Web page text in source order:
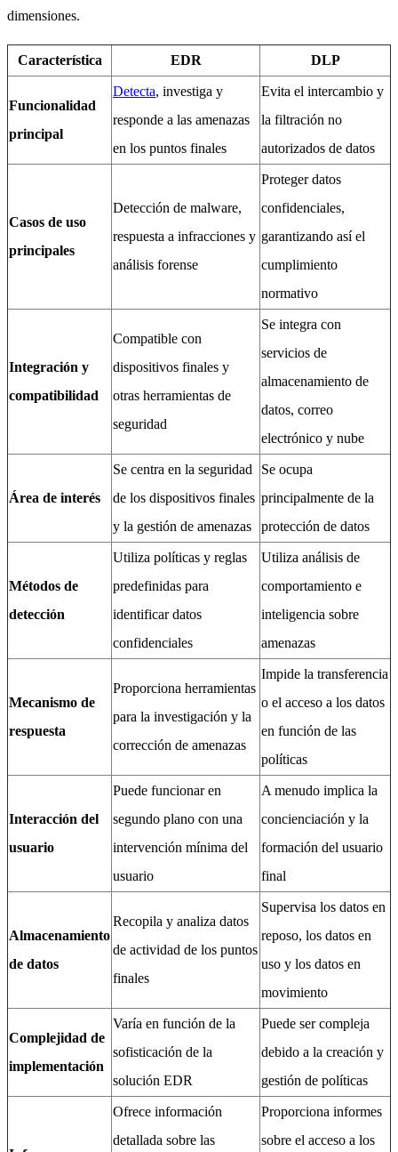
dimensiones.
Característica EDR DLP
Funcionalidad
principal
Detecta, investiga y
responde a las amenazas
en los puntos finales
Evita el intercambio y
la filtración no
autorizados de datos
Casos de uso
principales
Detección de malware,
respuesta a infracciones y
análisis forense
Proteger datos
confidenciales,
garantizando así el
cumplimiento
normativo
Integración y
compatibilidad
Compatible con
dispositivos finales y
otras herramientas de
seguridad
Se integra con
servicios de
almacenamiento de
datos, correo
electrónico y nube
Área de interés
Se centra en la seguridad
de los dispositivos finales
y la gestión de amenazas
Se ocupa
principalmente de la
protección de datos
Métodos de
detección
Utiliza políticas y reglas
predefinidas para
identificar datos
confidenciales
Utiliza análisis de
comportamiento e
inteligencia sobre
amenazas
Mecanismo de
respuesta
Proporciona herramientas
para la investigación y la
corrección de amenazas
Impide la transferencia
o el acceso a los datos
en función de las
políticas
Interacción del
usuario
Puede funcionar en
segundo plano con una
intervención mínima del
usuario
A menudo implica la
concienciación y la
formación del usuario
final
Almacenamiento
de datos
Recopila y analiza datos
de actividad de los puntos
finales
Supervisa los datos en
reposo, los datos en
uso y los datos en
movimiento
Complejidad de
implementación
Varía en función de la
sofisticación de la
solución EDR
Puede ser compleja
debido a la creación y
gestión de políticas
Ofrece información
detallada sobre las
Proporciona informes
sobre el acceso a los